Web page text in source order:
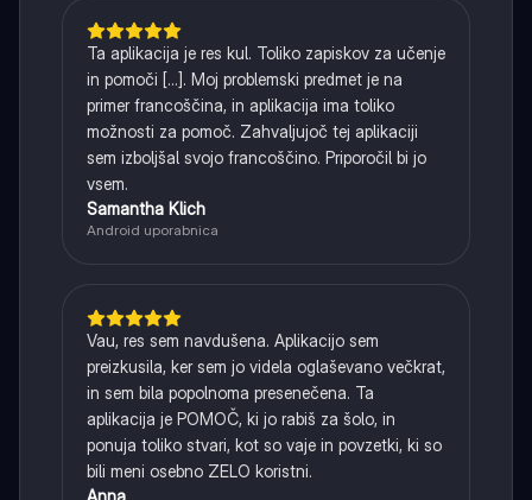
Ta aplikacija je res kul. Toliko zapiskov za učenje
in pomoči [...]. Moj problemski predmet je na
primer francoščina, in aplikacija ima toliko
možnosti za pomoč. Zahvaljujoč tej aplikaciji
sem izboljšal svojo francoščino. Priporočil bi jo
vsem.
Samantha Klich
Android uporabnica
Vau, res sem navdušena. Aplikacijo sem
preizkusila, ker sem jo videla oglaševano večkrat,
in sem bila popolnoma presenečena. Ta
aplikacija je POMOČ, ki jo rabiš za šolo, in
ponuja toliko stvari, kot so vaje in povzetki, ki so
bili meni osebno ZELO koristni.
Anna